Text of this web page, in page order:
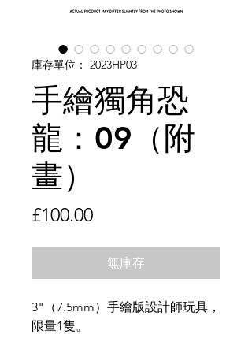
庫存單位： 2023HP03
手繪獨角恐
龍：09（附
畫）
£100.00價
格
無庫存
3"（7.5mm）手繪版設計師玩具，
限量1隻。